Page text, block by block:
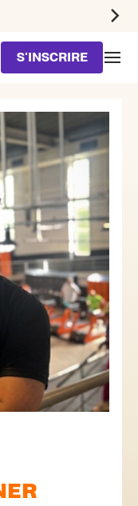
S'INSCRIRE